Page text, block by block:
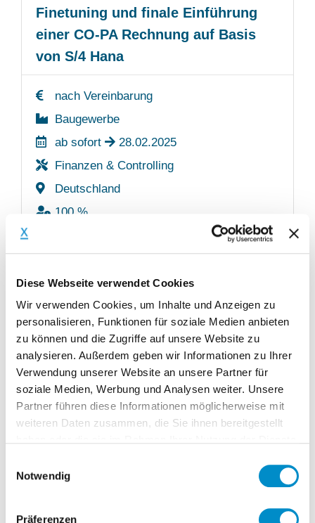
Diese Webseite verwendet Cookies
Wir verwenden Cookies, um Inhalte und Anzeigen zu
personalisieren, Funktionen für soziale Medien anbieten
zu können und die Zugriffe auf unsere Website zu
analysieren. Außerdem geben wir Informationen zu Ihrer
Verwendung unserer Website an unsere Partner für
soziale Medien, Werbung und Analysen weiter. Unsere
Partner führen diese Informationen möglicherweise mit
weiteren Daten zusammen, die Sie ihnen bereitgestellt
Notwendig
Präferenzen
Finetuning und finale Einführung
einer CO-PA Rechnung auf Basis
von S/4 Hana
nach Vereinbarung
Baugewerbe
ab sofort
28.02.2025
Finanzen & Controlling
Deutschland
100 %
Post Merger Integration Manager
(m/w/d) ad interim
INTERIMISTISCH
Durchführung der Post Merger
Integration sowie begleitender
Restrukturierung bei einem
Maschinen- & Anlagenbau